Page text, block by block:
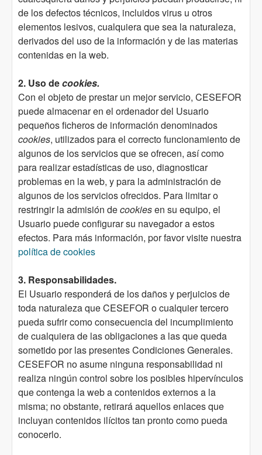
de los defectos técnicos, incluidos virus u otros
elementos lesivos, cualquiera que sea la naturaleza,
derivados del uso de la información y de las materias
contenidas en la web.
2. Uso decookies.
Con el objeto de prestar un mejor servicio, CESEFOR
puede almacenar en el ordenador del Usuario
pequeños ficheros de información denominados
cookies, utilizados para el correcto funcionamiento de
algunos de los servicios que se ofrecen, así como
para realizar estadísticas de uso, diagnosticar
problemas en la web, y para la administración de
algunos de los servicios ofrecidos. Para limitar o
restringir la admisión decookiesen su equipo, el
Usuario puede configurar su navegador a estos
efectos. Para más información, por favor visite nuestra
política de cookies
3. Responsabilidades.
El Usuario responderá de los daños y perjuicios de
toda naturaleza que CESEFOR o cualquier tercero
pueda sufrir como consecuencia del incumplimiento
de cualquiera de las obligaciones a las que queda
sometido por las presentes Condiciones Generales.
CESEFOR no asume ninguna responsabilidad ni
realiza ningún control sobre los posibles hipervínculos
que contenga la web a contenidos externos a la
misma; no obstante, retirará aquellos enlaces que
incluyan contenidos ilícitos tan pronto como pueda
conocerlo.